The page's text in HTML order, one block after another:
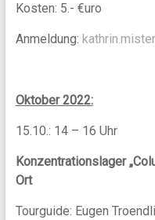
Kosten: 5.- €uro
Anmeldung:
Oktober 2022:
15.10.: 14 – 16 Uhr
Konzentrationslager
Ort
Tourguide: Eugen